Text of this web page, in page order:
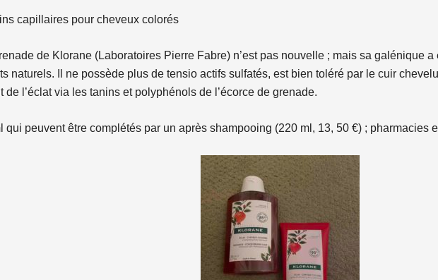
capillaires pour cheveux colorés
de Klorane (Laboratoires Pierre Fabre) n’est pas nouvelle ; mais sa galénique
naturels. Il ne possède plus de tensio actifs sulfatés, est bien toléré par le cuir
de l’éclat via les tanins et polyphénols de l’écorce de grenade.
qui peuvent être complétés par un après shampooing (220 ml, 13, 50 €) ; pharmacies